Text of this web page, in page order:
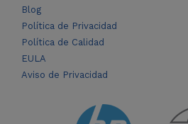
Blog
Política de Privacidad
Política de Calidad
EULA
Aviso de Privacidad